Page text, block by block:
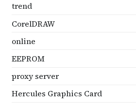
trend
CorelDRAW
online
EEPROM
proxy server
Hercules Graphics Card